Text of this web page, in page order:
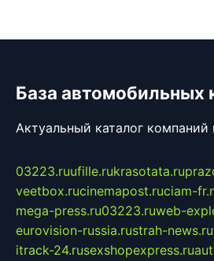
База автомобильных
Актуальный каталог компаний
03223.ruufille.rukrasotata.ru
veetbox.rucinemapost.ruciam-
mega-press.ru03223.ruweb-
eurovision-russia.rustrah-news.ru
itrack-24.rusexshopexpress.ru